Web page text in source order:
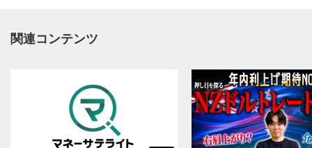
動画再生エリア
関連コンテンツ